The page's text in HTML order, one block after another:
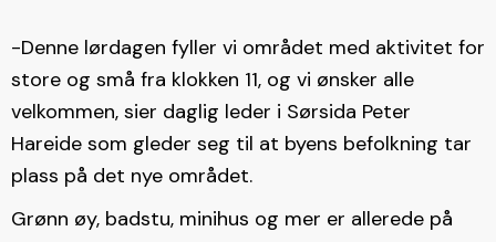
-Denne lørdagen fyller vi området med aktivitet for
store og små fra klokken 11, og vi ønsker alle
velkommen, sier daglig leder i Sørsida Peter
Hareide som gleder seg til at byens befolkning tar
plass på det nye området.
Grønn øy, badstu, minihus og mer er allerede på